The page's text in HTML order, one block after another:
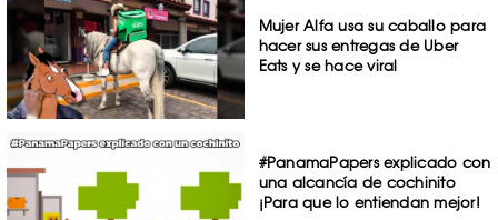
Mujer Alfa usa su caballo para
hacer sus entregas de Uber
Eats y se hace viral
#PanamaPapers explicado con
una alcancía de cochinito
¡Para que lo entiendan mejor!